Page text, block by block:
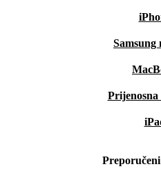
Samsung
Prijenosna